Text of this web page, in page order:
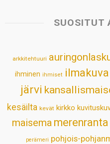
s
p
b
k
SUOSITUT
arkkitehtuuri
ihminen ihmiset ilmakuva
järvi
kesäilta kevät kirkko
maisema merenranta
perämeri pohjois-